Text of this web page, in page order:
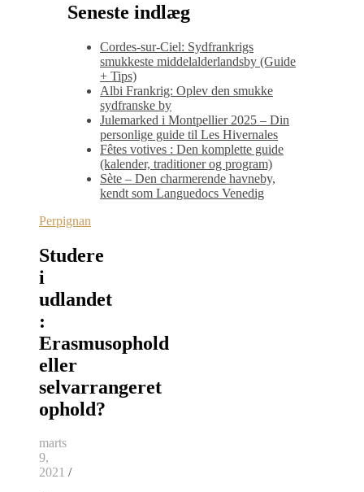
Seneste indlæg
Cordes-sur-Ciel: Sydfrankrigs
smukkeste middelalderlandsby (Guide
+ Tips)
Albi Frankrig: Oplev den smukke
sydfranske by
Julemarked i Montpellier 2025 – Din
personlige guide til Les Hivernales
Fêtes votives : Den komplette guide
(kalender, traditioner og program)
Sète – Den charmerende havneby,
kendt som Languedocs Venedig
Perpignan
Studere
i
udlandet
:
Erasmusophold
eller
selvarrangeret
ophold?
marts
9,
2021 /